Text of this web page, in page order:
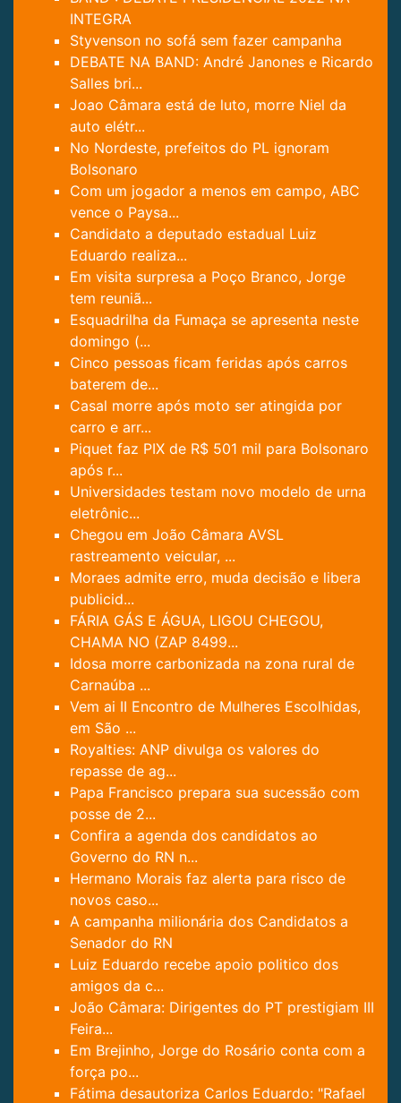
INTEGRA
Styvenson no sofá sem fazer campanha
DEBATE NA BAND: André Janones e Ricardo
Salles bri...
Joao Câmara está de luto, morre Niel da
auto elétr...
No Nordeste, prefeitos do PL ignoram
Bolsonaro
Com um jogador a menos em campo, ABC
vence o Paysa...
Candidato a deputado estadual Luiz
Eduardo realiza...
Em visita surpresa a Poço Branco, Jorge
tem reuniã...
Esquadrilha da Fumaça se apresenta neste
domingo (...
Cinco pessoas ficam feridas após carros
baterem de...
Casal morre após moto ser atingida por
carro e arr...
Piquet faz PIX de R$ 501 mil para Bolsonaro
após r...
Universidades testam novo modelo de urna
eletrônic...
Chegou em João Câmara AVSL
rastreamento veicular, ...
Moraes admite erro, muda decisão e libera
publicid...
FÁRIA GÁS E ÁGUA, LIGOU CHEGOU,
CHAMA NO (ZAP 8499...
Idosa morre carbonizada na zona rural de
Carnaúba ...
Vem ai II Encontro de Mulheres Escolhidas,
em São ...
Royalties: ANP divulga os valores do
repasse de ag...
Papa Francisco prepara sua sucessão com
posse de 2...
Confira a agenda dos candidatos ao
Governo do RN n...
Hermano Morais faz alerta para risco de
novos caso...
A campanha milionária dos Candidatos a
Senador do RN
Luiz Eduardo recebe apoio politico dos
amigos da c...
João Câmara: Dirigentes do PT prestigiam III
Feira...
Em Brejinho, Jorge do Rosário conta com a
força po...
Fátima desautoriza Carlos Eduardo: "Rafael